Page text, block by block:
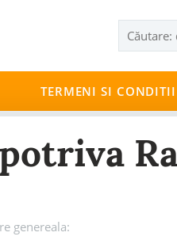
TERMENI SI CONDITII
genereala: